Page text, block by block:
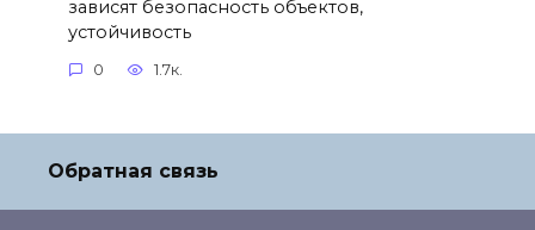
зависят безопасность объектов,
устойчивость
0 1.7к.
Обратная связь